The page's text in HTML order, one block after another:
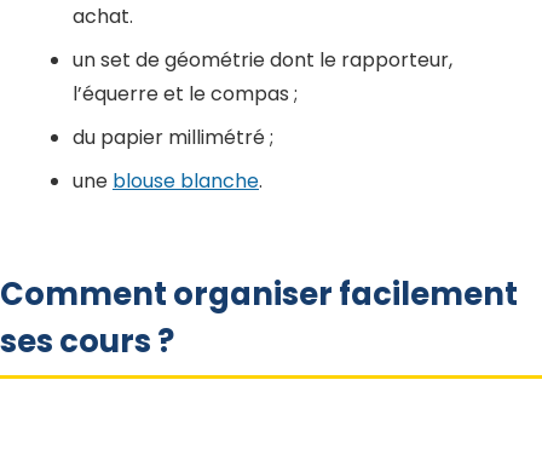
achat.
un set de géométrie dont le rapporteur,
l’équerre et le compas ;
du papier millimétré ;
une blouse blanche.
Comment organiser facilement
ses cours ?